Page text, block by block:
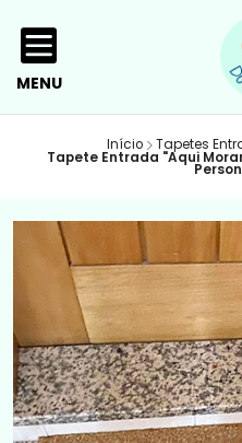
MENU
Início Tapetes
Tapete Entrada "Aqui